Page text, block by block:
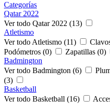
Categorías
Qatar 2022
Ver todo Qatar 2022 (13)
Atletismo
Ver todo Atletismo (11)
Podómetros (0)
Zapatillas (0)
Badmington
Ver todo Badmington (6)
(3)
Basketball
Ver todo Basketball (16)